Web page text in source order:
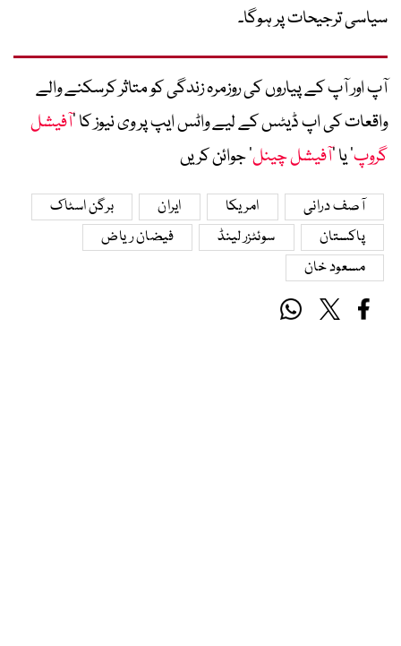
سیاسی ترجیحات پر ہوگا۔
آپ اور آپ کے پیاروں کی روزمرہ زندگی کو متاثر کرسکنے والے
واقعات کی اپ ڈیٹس کے لیے واٹس ایپ پر وی نیوز کا ’آفیشل
گروپ‘ یا ’آفیشل چینل‘ جوائن کریں
آصف درانی امریکا ایران
برگن اسٹاک
پاکستان
سوئٹزر لینڈ
فیضان ریاض
مسعود خان